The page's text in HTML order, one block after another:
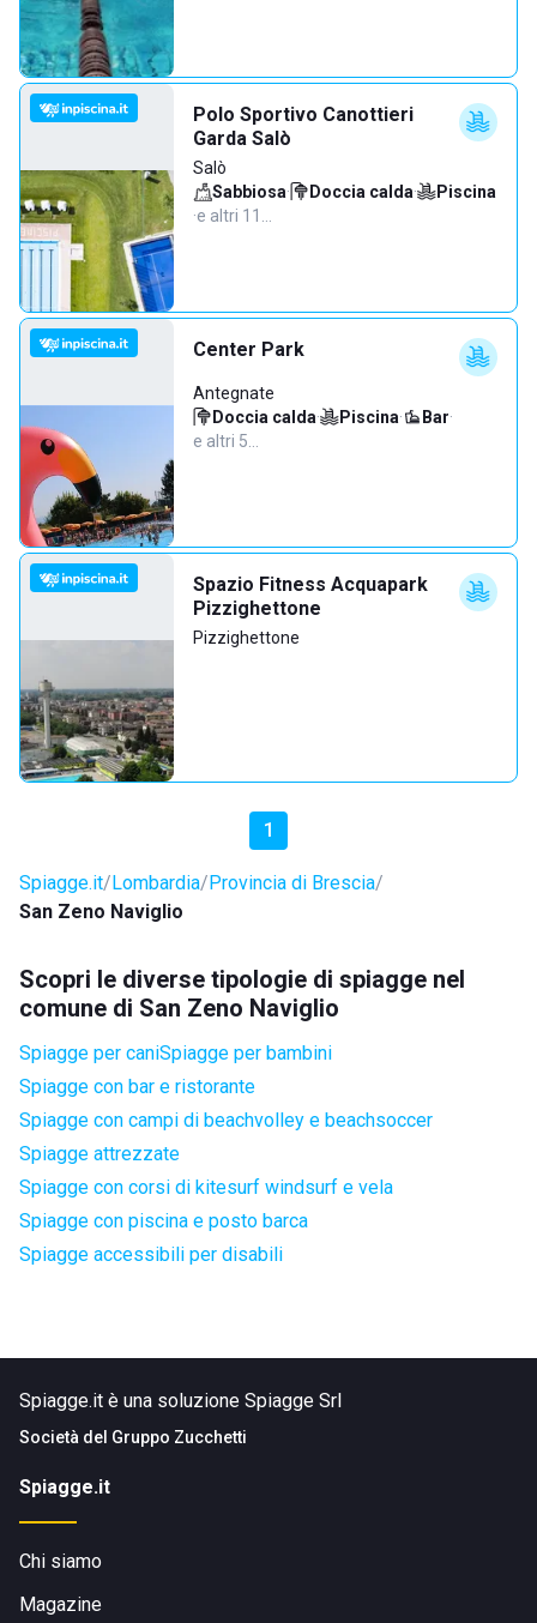
Polo Sportivo Canottieri
Garda Salò
Salò
Sabbiosa· Doccia calda·
Piscina
·e altri 11…
Center Park
Antegnate
Doccia calda· Piscina· Bar·
e altri 5…
Spazio Fitness Acquapark
Pizzighettone
Pizzighettone
1
Spiagge.it Lombardia Provincia di Brescia
San Zeno Naviglio
Scopri le diverse tipologie di spiagge nel
comune di San Zeno Naviglio
Spiagge per caniSpiagge per bambini
Spiagge con bar e ristorante
Spiagge con campi di beachvolley e beachsoccer
Spiagge attrezzate
Spiagge con corsi di kitesurf windsurf e vela
Spiagge con piscina e posto barca
Spiagge accessibili per disabili
Spiagge.it è una soluzione Spiagge Srl
Società del Gruppo Zucchetti
Spiagge.it
Chi siamo
Magazine